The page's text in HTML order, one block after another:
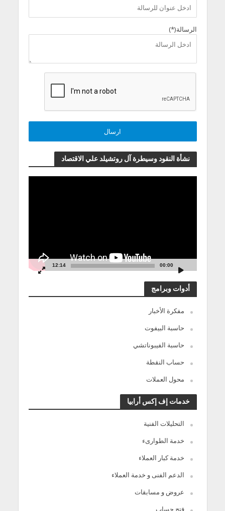
الرسالة(*)
نشأة النقود وسيطرة آل روتشيلد علي الاقتصاد
00:00
12:14
أدوات وبرامج
مفكرة الأخبار
حاسبة البيفوت
حاسبة الفيبوناتشي
حساب النقطة
محول العملات
خدمات إف إكس أرابيا
التحليلات الفنية
خدمة الطوارىء
خدمة كبار العملاء
الدعم الفنى و خدمة العملاء
عروض و مسابقات
فتح حساب